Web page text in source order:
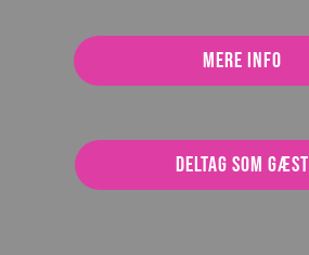
Mere info
Deltag som gæst